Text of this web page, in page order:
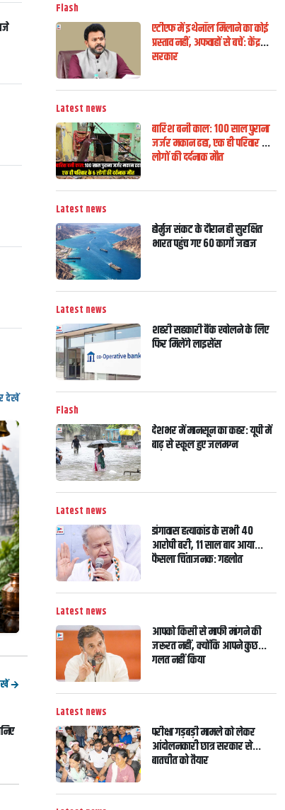
देखें
Flash
एटीएफ में इथेनॉल मिलाने का कोई
प्रस्ताव नहीं, अफवाहों से बचें: केंद्र
सरकार
Latest news
बारिश बनी काल: 100 साल पुराना
जर्जर मकान ढहा, एक ही परिवार के 6
लोगों की दर्दनाक मौत
Latest news
होर्मुज संकट के दौरान ही सुरक्षित
भारत पहुंच गए 60 कार्गो जहाज
Latest news
शहरी सहकारी बैंक खोलने के लिए
फिर मिलेंगे लाइसेंस
Flash
देशभर में मानसून का कहर: यूपी में
बाढ़ से स्कूल हुए जलमग्न
Latest news
डांगावास हत्याकांड के सभी 40
आरोपी बरी, 11 साल बाद आया
फैसला चिंताजनक: गहलोत
Latest news
आपको किसी से माफी मांगने की
जरूरत नहीं, क्योंकि आपने कुछ
गलत नहीं किया
Latest news
परीक्षा गड़बड़ी मामले को लेकर
आंदोलनकारी छात्र सरकार से
बातचीत को तैयार